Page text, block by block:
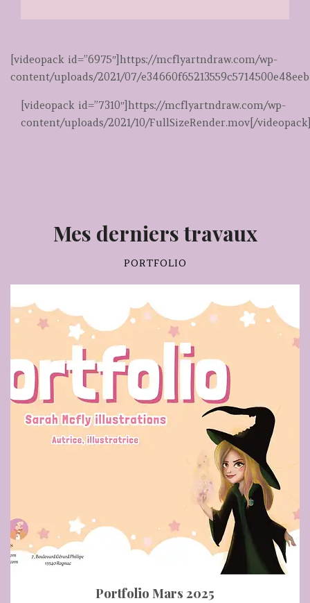
[videopack id=”6975″]https://mcflyartndraw.com/wp-
content/uploads/2021/07/
[videopack id=”7310″]https://mcflyartndraw.com/wp-
content/uploads/2021/10/FullSizeRender.mov[/
Mes derniers travaux
PORTFOLIO
Portfolio Mars 2025